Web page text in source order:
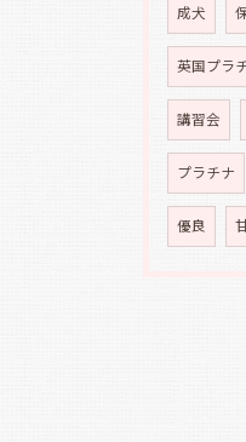
成犬
英国プラ
講習会
プラチナ
優良